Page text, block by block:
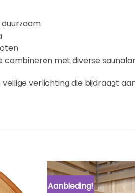
combineren met diverse
verlichting die bijdraagt
Aanbieding!